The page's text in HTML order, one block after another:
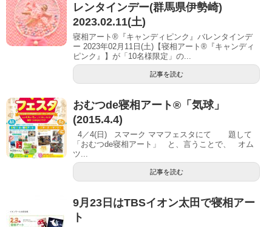
レンタインデー(群馬県伊勢崎)
2023.02.11(土)
寝相アート®『キャンディピンク』バレンタインデ
ー 2023年02月11日(土)【寝相アート®︎『キャンディ
ピンク』】が「10名様限定」の...
記事を読む
おむつde寝相アート®「気球」
(2015.4.4)
4／4(日) スマーク ママフェスタにて 題して
「おむつde寝相アート」 と、言うことで、 オム
ツ...
記事を読む
9月23日はTBSイオン太田で寝相アー
ト